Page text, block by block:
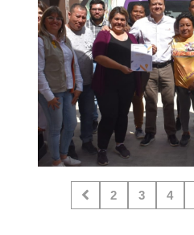
2 3 4